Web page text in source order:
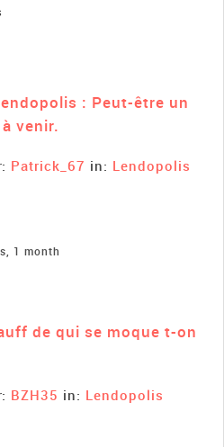
: Peut-être un
venir.
Patrick_67 in: Lendopolis
1 month
de qui se moque t-on
BZH35 in: Lendopolis